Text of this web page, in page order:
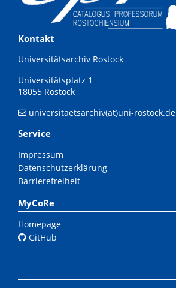
Kontakt
Universitätsarchiv Rostock
Universitätsplatz 1
18055 Rostock
universitaetsarchiv(at)uni-rostock.de
Service
Impressum
Datenschutzerklärung
Barrierefreiheit
MyCoRe
Homepage
GitHub